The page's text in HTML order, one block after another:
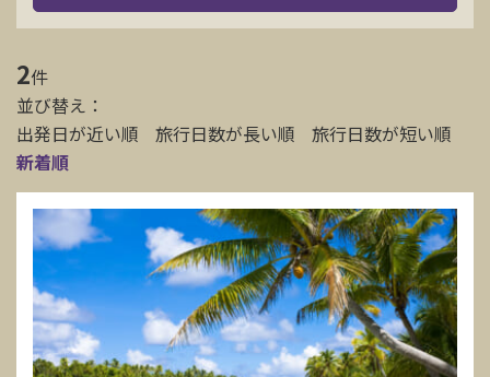
2件
並び替え：
出発日が近い順
旅行日数が長い順
旅行日数が短い順
新着順